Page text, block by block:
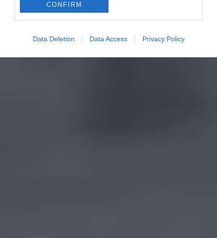
CONFIRM
Data Deletion Data Access Privacy Policy